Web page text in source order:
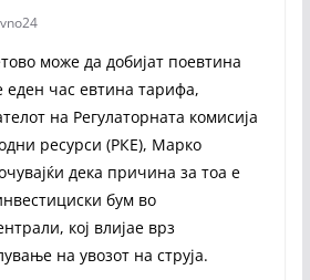
може да добијат поевтина
еден час евтина тарифа,
на Регулаторната комисија
ресурси (РКЕ), Марко
дека причина за тоа е
бум во
кој влијае врз
на увозот на струја.